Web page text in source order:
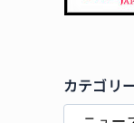
カテゴリ